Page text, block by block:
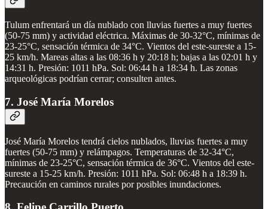
Tulum enfrentará un día nublado con lluvias fuertes a muy fuertes
(50-75 mm) y actividad eléctrica. Máximas de 30-32°C, mínimas de
23-25°C, sensación térmica de 34°C. Vientos del este-sureste a 15-
25 km/h. Mareas altas a las 08:36 h y 20:18 h; bajas a las 02:01 h y
14:31 h. Presión: 1011 hPa. Sol: 06:44 h a 18:34 h. Las zonas
arqueológicas podrían cerrar; consulten antes.
7. José María Morelos
José María Morelos tendrá cielos nublados, lluvias fuertes a muy
fuertes (50-75 mm) y relámpagos. Temperaturas de 32-34°C,
mínimas de 23-25°C, sensación térmica de 36°C. Vientos del este-
sureste a 15-25 km/h. Presión: 1011 hPa. Sol: 06:48 h a 18:39 h.
Precaución en caminos rurales por posibles inundaciones.